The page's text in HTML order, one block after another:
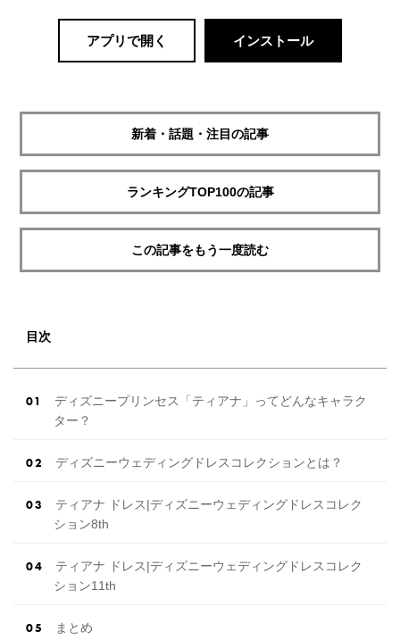
アプリで開く インストール
新着・話題・注目の記事
ランキングTOP100の記事
この記事をもう一度読む
目次
ディズニープリンセス「ティアナ」ってどんなキャラク
ター？
ディズニーウェディングドレスコレクションとは？
ティアナ ドレス|ディズニーウェディングドレスコレク
ション8th
ティアナ ドレス|ディズニーウェディングドレスコレク
ション11th
まとめ